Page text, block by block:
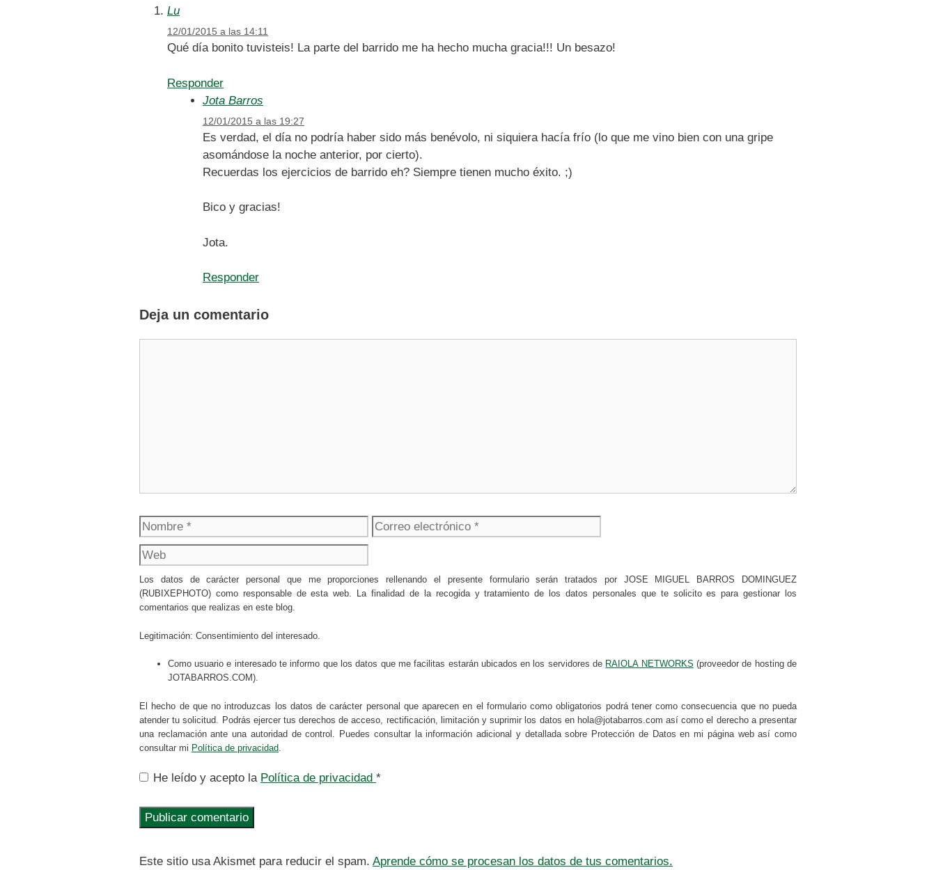
Lu
12/01/2015 a las 14:11
Qué día bonito tuvisteis! La parte del barrido me ha hecho mucha gracia!!! Un besazo!
Responder
Jota Barros
12/01/2015 a las 19:27
Es verdad, el día no podría haber sido más benévolo, ni siquiera hacía frío (lo que me vino bien con una gripe
asomándose la noche anterior, por cierto).
Recuerdas los ejercicios de barrido eh? Siempre tienen mucho éxito. ;)
Bico y gracias!
Jota.
Responder
Deja un comentario
Nombre
Correo
electrónico
Los datos de carácter personal que me proporciones rellenando el presente formulario serán tratados por JOSE MIGUEL BARROS DOMINGUEZ
(RUBIXEPHOTO) como responsable de esta web. La finalidad de la recogida y tratamiento de los datos personales que te solicito es para gestionar los
comentarios que realizas en este blog.
Legitimación: Consentimiento del interesado.
Como usuario e interesado te informo que los datos que me facilitas estarán ubicados en los servidores de RAIOLA NETWORKS (proveedor de hosting de
JOTABARROS.COM).
El hecho de que no introduzcas los datos de carácter personal que aparecen en el formulario como obligatorios podrá tener como consecuencia que no pueda
atender tu solicitud. Podrás ejercer tus derechos de acceso, rectificación, limitación y suprimir los datos en hola@jotabarros.com así como el derecho a presentar
una reclamación ante una autoridad de control. Puedes consultar la información adicional y detallada sobre Protección de Datos en mi página web así como
consultar mi Política de privacidad
He leído y acepto la Política de privacidad *
Este sitio usa Akismet para reducir el spam. Aprende cómo se procesan los datos de tus comentarios.